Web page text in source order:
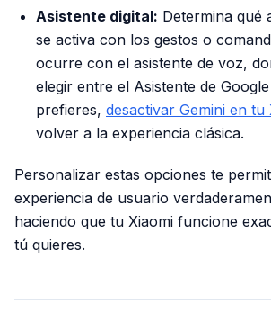
Asistente digital: Determina qué
se activa con los gestos o
ocurre con el asistente de voz,
elegir entre el Asistente de
prefieres, desactivar Gemini en tu
volver a la experiencia clásica.
Personalizar estas opciones te
experiencia de usuario
haciendo que tu Xiaomi funcione
tú quieres.